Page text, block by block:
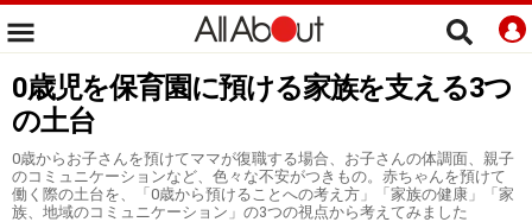
0歳児を保育園に預ける家族を支える3つ
の土台
0歳からお子さんを預けてママが復職する場合、お子さんの体調面、親子
のコミュニケーションなど、色々な不安がつきもの。赤ちゃんを預けて
働く際の土台を、「0歳から預けることへの考え方」「家族の健康」「家
族、地域のコミュニケーション」の3つの視点から考えてみました